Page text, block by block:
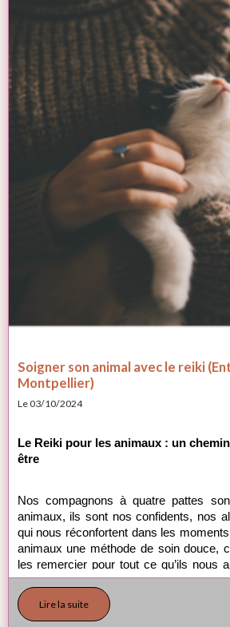
Soigner son animal avec le reiki
Montpellier)
Le 03/10/2024
Le Reiki pour les animaux : un
être
Nos compagnons à quatre pattes
animaux, ils sont nos confidents, nos
qui nous réconfortent dans les
animaux une méthode de soin douce,
les remercier pour tout ce qu’ils nous
Le Reiki, cette pratique énergétique
est accessible à tous et peut être un
améliorer le bien-être de nos amis les
Lire la suite